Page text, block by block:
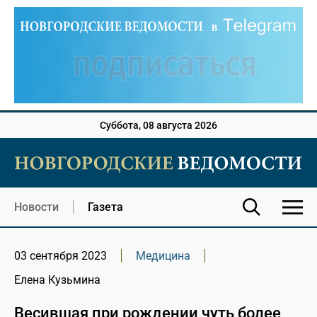
Суббота, 08 августа 2026
Новости Газета
03 сентября 2023
Медицина
Елена Кузьмина
Весившая при рождении чуть более